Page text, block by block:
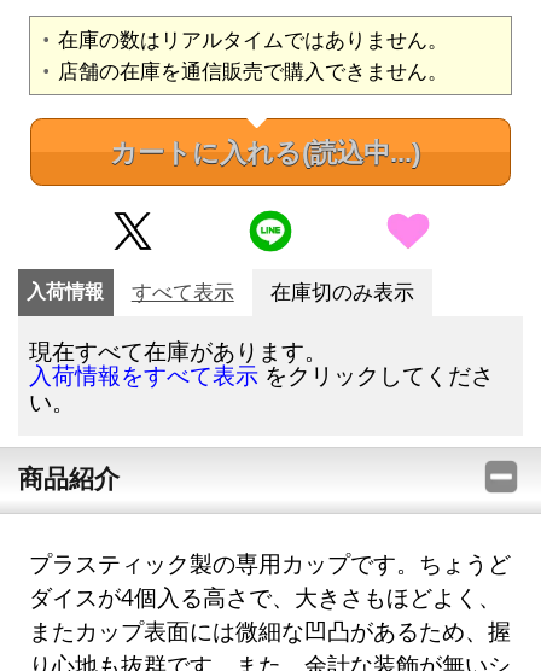
在庫の数はリアルタイムではありません。
店舗の在庫を通信販売で購入できません。
カートに入れる(読込中...)
入荷情報 すべて表示 在庫切のみ表示
現在すべて在庫があります。
入荷情報をすべて表示 をクリックしてくださ
い。
商品紹介
プラスティック製の専用カップです。ちょうど
ダイスが4個入る高さで、大きさもほどよく、
またカップ表面には微細な凹凸があるため、握
り心地も抜群です。また、余計な装飾が無いシ